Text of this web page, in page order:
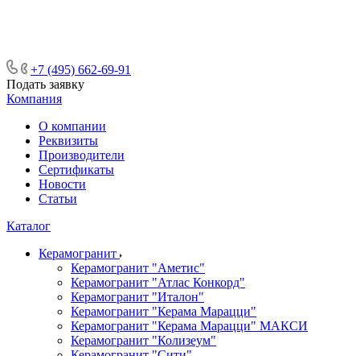
+7 (495) 662-69-91
Подать заявку
Компания
О компании
Реквизиты
Производители
Сертификаты
Новости
Статьи
Каталог
Керамогранит
Керамогранит "Аметис"
Керамогранит "Атлас Конкорд"
Керамогранит "Италон"
Керамогранит "Керама Марацци"
Керамогранит "Керама Марацци" МАКСИ
Керамогранит "Колизеум"